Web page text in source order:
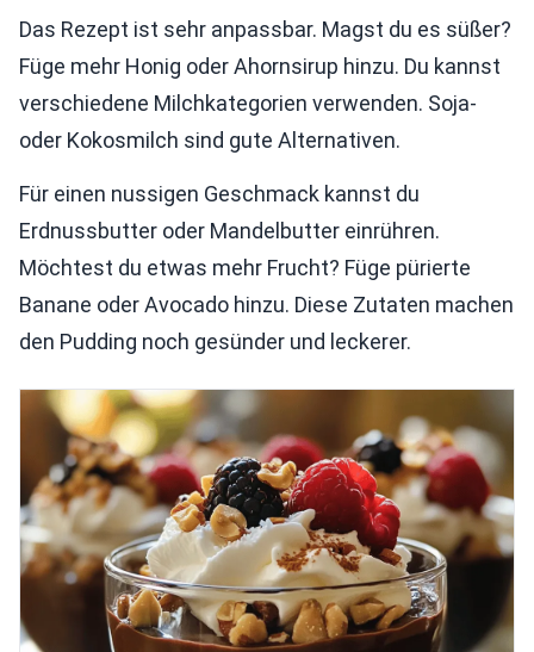
Das Rezept ist sehr anpassbar. Magst du es süßer?
Füge mehr Honig oder Ahornsirup hinzu. Du kannst
verschiedene Milchkategorien verwenden. Soja-
oder Kokosmilch sind gute Alternativen.
Für einen nussigen Geschmack kannst du
Erdnussbutter oder Mandelbutter einrühren.
Möchtest du etwas mehr Frucht? Füge pürierte
Banane oder Avocado hinzu. Diese Zutaten machen
den Pudding noch gesünder und leckerer.